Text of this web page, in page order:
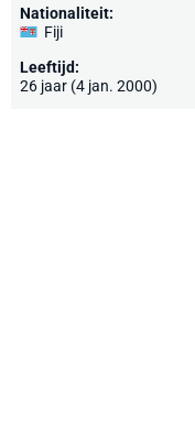
Nationaliteit:
Fiji
Leeftijd:
26 jaar (4 jan. 2000)